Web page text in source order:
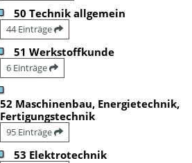
50 Technik allgemein
44 Einträge
51 Werkstoffkunde
6 Einträge
52 Maschinenbau, Energietechnik,
Fertigungstechnik
95 Einträge
53 Elektrotechnik